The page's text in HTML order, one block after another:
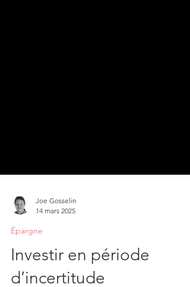
Joe Gosselin
14 mars 2025
Épargne